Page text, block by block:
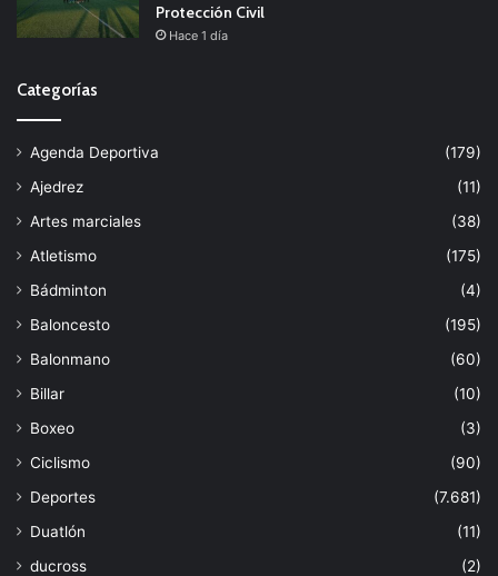
Protección Civil
Hace 1 día
Categorías
Agenda Deportiva
(179)
Ajedrez
(11)
Artes marciales
(38)
Atletismo
(175)
Bádminton
(4)
Baloncesto
(195)
Balonmano
(60)
Billar
(10)
Boxeo
(3)
Ciclismo
(90)
Deportes
(7.681)
Duatlón
(11)
ducross
(2)